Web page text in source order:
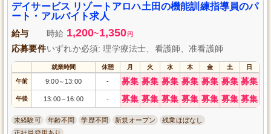
デイサービス リゾートアロハ土田の機能訓練指導員のパ
ート・アルバイト求人
給与 時給 1,200~1,350 円
応募要件いずれか必須: 理学療法士、看護師、准看護師
就業時間 休憩 月 火 水 木 金 土 日
午前 9:00～ 13:00 - 募集 募集 募集 募集 募集 募集 募集
午後 13:00～ 16:00 - 募集 募集 募集 募集 募集 募集 募集
未経験可 年齢不問 学歴不問 新規オープン
残業ほぼなし